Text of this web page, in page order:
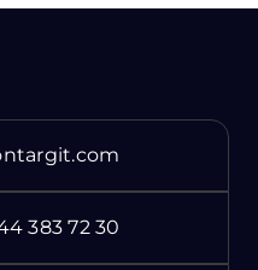
383 72 30